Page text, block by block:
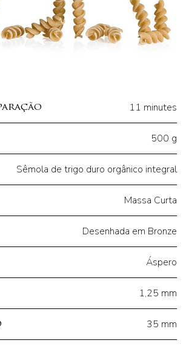
11 minutes
500 g
Sêmola de trigo duro orgânico integral
Massa Curta
Desenhada em Bronze
Áspero
1,25 mm
35 mm